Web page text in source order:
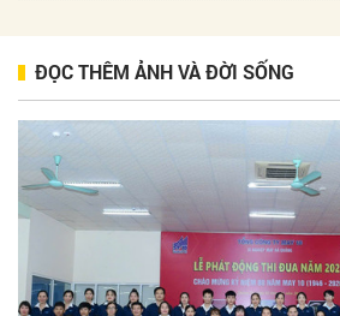
ĐỌC THÊM ẢNH VÀ ĐỜI SỐNG